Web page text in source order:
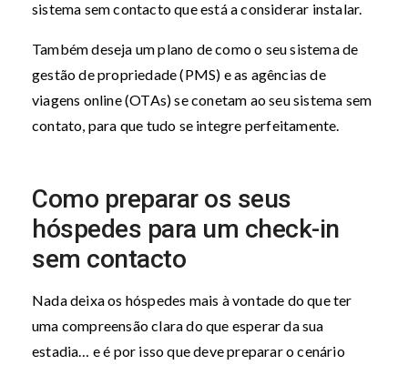
sistema sem contacto que está a considerar instalar.
Também deseja um plano de como o seu sistema de
gestão de propriedade (PMS) e as agências de
viagens online (OTAs) se conetam ao seu sistema sem
contato, para que tudo se integre perfeitamente.
Como preparar os seus
hóspedes para um check-in
sem contacto
Nada deixa os hóspedes mais à vontade do que ter
uma compreensão clara do que esperar da sua
estadia… e é por isso que deve preparar o cenário